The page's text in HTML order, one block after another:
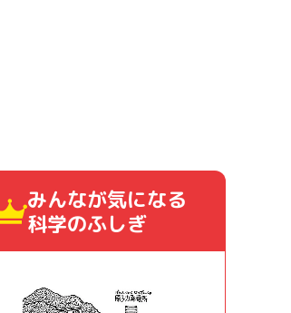
みんなが気になる
科学のふしぎ